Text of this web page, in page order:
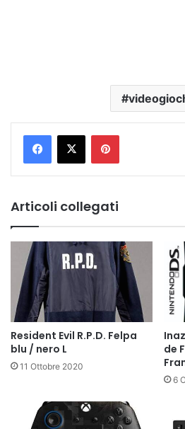
Pinterest
Articoli collegati
Resident Evil R.P.D. Felpa
blu / nero L
11 Ottobre 2020
de
6